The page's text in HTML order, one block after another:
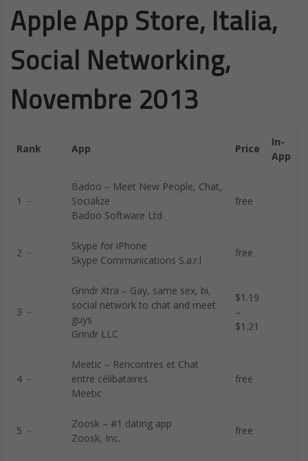
Apple App Store, Italia,
Social Networking,
Novembre 2013
Rank App Price
In-
App
1 ﹣
Badoo – Meet New People, Chat,
Socialize
Badoo Software Ltd
free
2 ﹣
Skype for iPhone
Skype Communications S.a.r.l
free
3 ﹣
Grindr Xtra – Gay, same sex, bi,
social network to chat and meet
guys
Grindr LLC
$1.19
–
$1.21
4 ﹣
Meetic – Rencontres et Chat
entre célibataires
Meetic
free
5 ﹣
Zoosk – #1 dating app
Zoosk, Inc.
free